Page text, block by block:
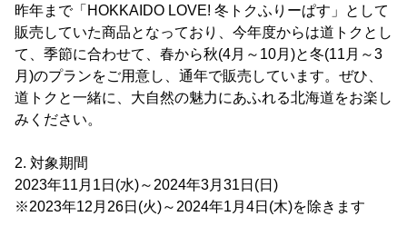
昨年まで「HOKKAIDO LOVE! 冬トクふりーぱす」として
販売していた商品となっており、今年度からは道トクとし
て、季節に合わせて、春から秋(4月～10月)と冬(11月～3
月)のプランをご用意し、通年で販売しています。ぜひ、
道トクと一緒に、大自然の魅力にあふれる北海道をお楽し
みください。
2. 対象期間
2023年11月1日(水)～2024年3月31日(日)
※2023年12月26日(火)～2024年1月4日(木)を除きます